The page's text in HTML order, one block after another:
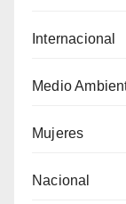
Internacional
Medio
Mujeres
Nacional